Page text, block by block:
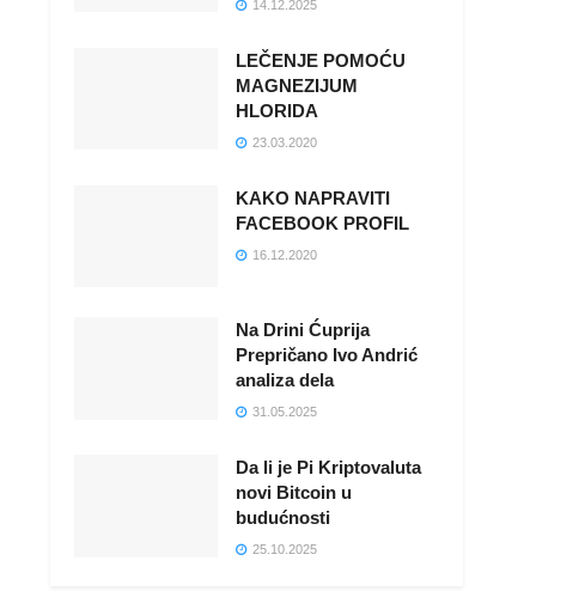
14.12.2025
LEČENJE POMOĆU
MAGNEZIJUM
HLORIDA
23.03.2020
KAKO NAPRAVITI
FACEBOOK PROFIL
16.12.2020
Na Drini Ćuprija
Prepričano Ivo Andrić
analiza dela
31.05.2025
Da li je Pi Kriptovaluta
novi Bitcoin u
budućnosti
25.10.2025